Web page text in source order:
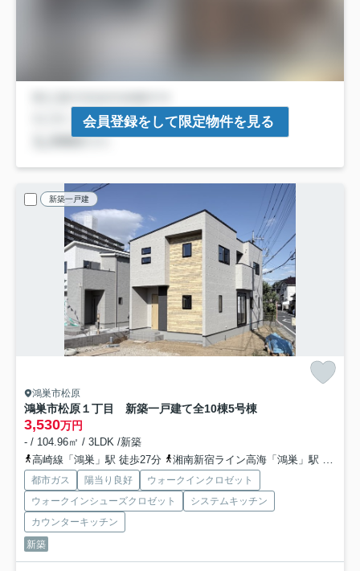
会員登録をして限定物件を見る
新築一戸建
鴻巣市松原
鴻巣市松原１丁目 新築一戸建て全10棟5号棟
3,530万円
- / 104.96㎡ / 3LDK /新築
高崎線「鴻巣」駅 徒歩27分
湘南新宿ライン高海「鴻巣」駅 徒歩27分
都市ガス 陽当り良好
ウォークインクロゼット
ウォークインシューズクロゼット
システムキッチン
カウンターキッチン
新築